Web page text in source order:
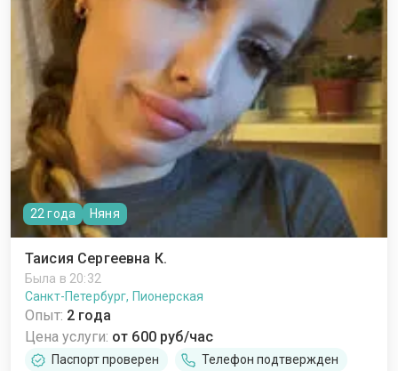
22 года Няня
Таисия Сергеевна К.
Была в 20:32
Санкт-Петербург, Пионерская
Опыт: 2 года
Цена услуги: от 600 руб/час
Паспорт проверен Телефон подтвержден